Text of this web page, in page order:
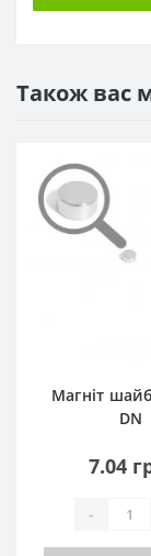
Також вас
Магніт
DN
7.04
-